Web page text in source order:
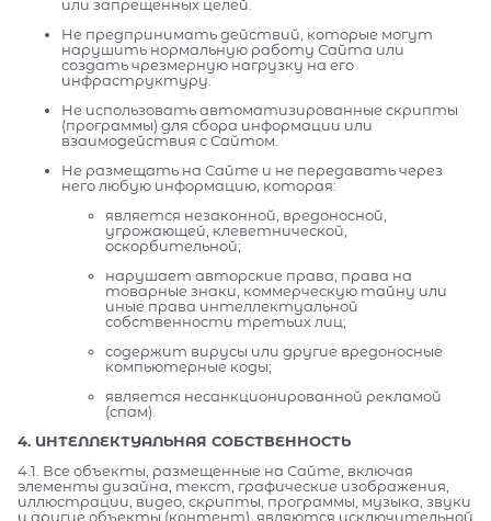
или запрещенных целей.
Не предпринимать действий, которые могут
нарушить нормальную работу Сайта или
создать чрезмерную нагрузку на его
инфраструктуру.
Не использовать автоматизированные скрипты
(программы) для сбора информации или
взаимодействия с Сайтом.
Не размещать на Сайте и не передавать через
него любую информацию, которая:
является незаконной, вредоносной,
угрожающей, клеветнической,
оскорбительной;
нарушает авторские права, права на
товарные знаки, коммерческую тайну или
иные права интеллектуальной
собственности третьих лиц;
содержит вирусы или другие вредоносные
компьютерные коды;
является несанкционированной рекламой
(спам).
4. ИНТЕЛЛЕКТУАЛЬНАЯ СОБСТВЕННОСТЬ
4.1. Все объекты, размещенные на Сайте, включая
элементы дизайна, текст, графические изображения,
иллюстрации, видео, скрипты, программы, музыка, звуки
и другие объекты (контент), являются исключительной